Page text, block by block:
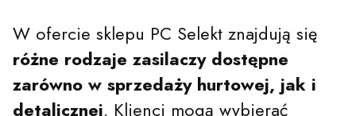
W ofercie sklepu PC Selekt znajdują się
różne rodzaje zasilaczy dostępne
zarówno w sprzedaży hurtowej, jak i
detalicznej. Klienci mogą wybierać